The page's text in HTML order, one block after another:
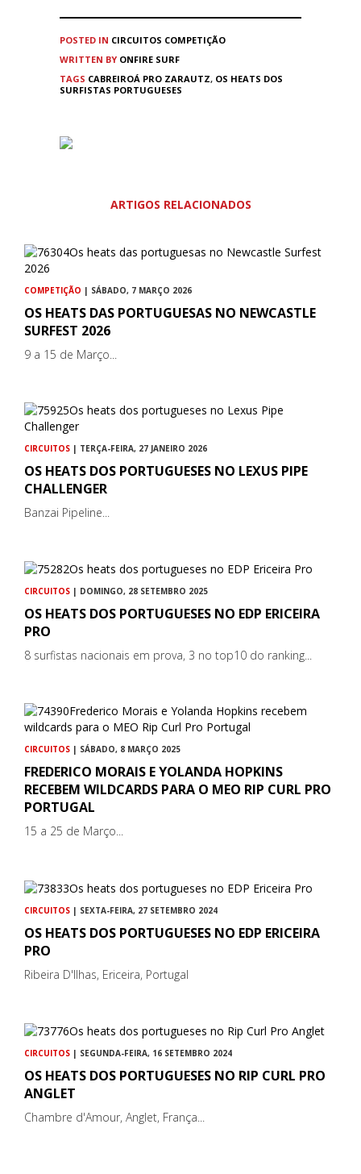
POSTED IN CIRCUITOS COMPETIÇÃO
WRITTEN BY ONFIRE SURF
TAGS CABREIROÁ PRO ZARAUTZ, OS HEATS DOS
SURFISTAS PORTUGUESES
ARTIGOS RELACIONADOS
COMPETIÇÃO | SÁBADO, 7 MARÇO 2026
OS HEATS DAS PORTUGUESAS NO NEWCASTLE
SURFEST 2026
9 a 15 de Março...
CIRCUITOS | TERÇA-FEIRA, 27 JANEIRO 2026
OS HEATS DOS PORTUGUESES NO LEXUS PIPE
CHALLENGER
Banzai Pipeline...
CIRCUITOS | DOMINGO, 28 SETEMBRO 2025
OS HEATS DOS PORTUGUESES NO EDP ERICEIRA
PRO
8 surfistas nacionais em prova, 3 no top10 do ranking...
CIRCUITOS | SÁBADO, 8 MARÇO 2025
FREDERICO MORAIS E YOLANDA HOPKINS
RECEBEM WILDCARDS PARA O MEO RIP CURL PRO
PORTUGAL
15 a 25 de Março...
CIRCUITOS | SEXTA-FEIRA, 27 SETEMBRO 2024
OS HEATS DOS PORTUGUESES NO EDP ERICEIRA
PRO
Ribeira D'Ilhas, Ericeira, Portugal
CIRCUITOS | SEGUNDA-FEIRA, 16 SETEMBRO 2024
OS HEATS DOS PORTUGUESES NO RIP CURL PRO
ANGLET
Chambre d'Amour, Anglet, França...